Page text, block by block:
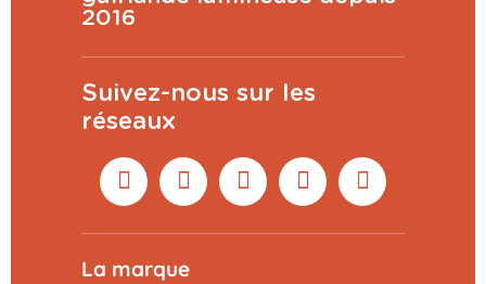
2016
Suivez-nous sur les
réseaux
La marque